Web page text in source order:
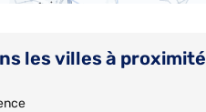
les villes à proximité